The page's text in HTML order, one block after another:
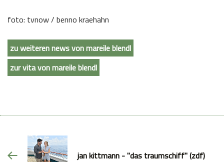
foto: tvnow / benno kraehahn
zu weiteren news von mareile blendl
zur vita von mareile blendl
jan kittmann - "das traumschiff" (zdf)